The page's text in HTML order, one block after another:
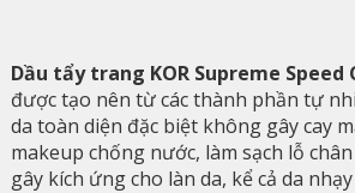
Dầu tẩy trang KOR Supreme Speed
được tạo nên từ các thành phần tự
da toàn diện đặc biệt không gây cay
makeup chống nước, làm sạch lỗ
gây kích ứng cho làn da, kể cả da nhạy